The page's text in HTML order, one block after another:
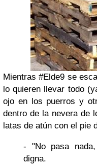
Mientras #Elde9 se
lo quieren llevar todo
ojo en los puerros y
dentro de la nevera de
latas de atún con el pie
- "No pasa
digna.